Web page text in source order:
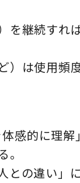
を継続すれ
）は使用頻
感的に理解
の違い」